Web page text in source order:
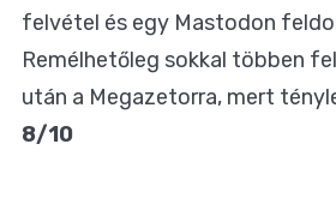
felvétel és egy Mastodon
Remélhetőleg sokkal többen
után a Megazetorra, mert
8/10